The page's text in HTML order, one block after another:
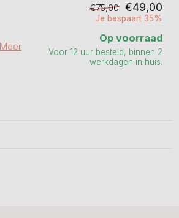
Meer
€75,00 €49,00
Je bespaart 35%
Op voorraad
Voor 12 uur besteld, binnen 2
werkdagen in huis.